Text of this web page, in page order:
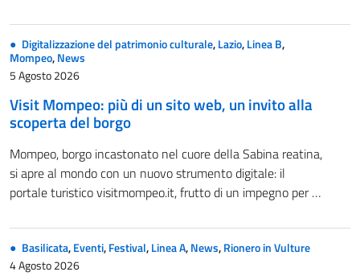
Digitalizzazione del patrimonio culturale,Lazio,Linea B,
Mompeo,News
5 Agosto 2026
Visit Mompeo: più di un sito web, un invito alla
scoperta del borgo
Mompeo, borgo incastonato nel cuore della Sabina reatina,
si apre al mondo con un nuovo strumento digitale: il
portale turistico visitmompeo.it, frutto di un impegno per …
Basilicata,Eventi,Festival,Linea A,News,Rionero in Vulture
4 Agosto 2026